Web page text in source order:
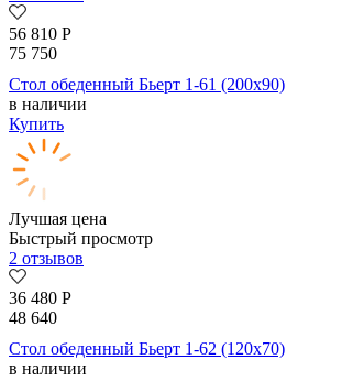
56 810 Р
75 750
Стол обеденный Бьерт 1-61 (200х90)
в наличии
Купить
Лучшая цена
Быстрый просмотр
2 отзывов
36 480 Р
48 640
Стол обеденный Бьерт 1-62 (120х70)
в наличии